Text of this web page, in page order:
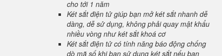
cho tới 1 năm
Két sắt điện tử giúp bạn mở két sắt nhanh dễ
dàng, dễ sử dụng, không phải quay mật khẩu
nhiều vòng như két sắt khoá cơ
Két sắt điện tử có tính năng báo động chống
dò mã số khi bạn sử dụng két sắt nếu bạn